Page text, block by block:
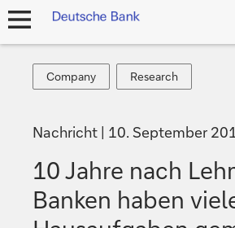
Navigation
Company
Company
Research
Research
Nachricht 10. September
10 Jahre nach
Banken haben